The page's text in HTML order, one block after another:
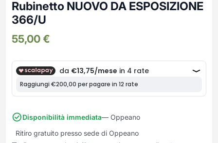
Frullatori
Grattugie elettriche
Pulizia Casa
Sbattitori
Spremiagrumi e Centrifughe
Stiro
Tritacarne
Tritaverdure elettrici
Lampade da parete
Lampade da tavolo
Lampade da terra
Mobili Ingresso
SOGGIORNO
Complementi Soggiorno
Divani e Poltrone
Soggiorni e Pareti
Tavoli e Tavolini
UFFICIO
Banconi Reception
Cucitrici e accessori
Moduli per ufficio
Poltrone Barber Shop
TAVOLI USATI
Rubinetto NUOVO DA ESPOSIZIONE
366/U
55,00€
Disponibilità immediata— Oppeano
Ritiro gratuito presso sede di Oppeano